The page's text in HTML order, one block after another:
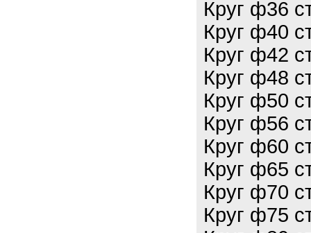
Круг ф36
Круг ф40
Круг ф42
Круг ф48
Круг ф50
Круг ф56
Круг ф60
Круг ф65
Круг ф70
Круг ф75